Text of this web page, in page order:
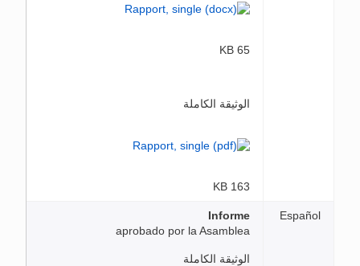
65 KB
الوثيقة الكاملة
163 KB
Español
Informe
aprobado por la Asamblea
الوثيقة الكاملة